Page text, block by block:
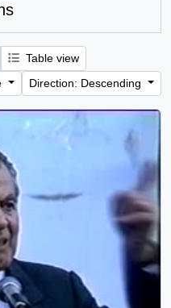
Table view
Direction: Descending